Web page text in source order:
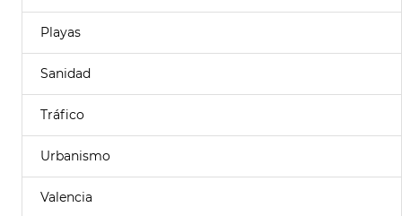
Playas
Sanidad
Tráfico
Urbanismo
Valencia